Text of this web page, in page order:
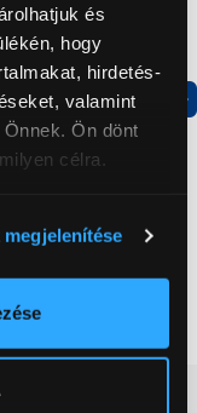
és
hogy
hirdetés-
valamint
Ön dönt
célra.
annak konkrét
Részletek
megjelenítése
Termék adatlap